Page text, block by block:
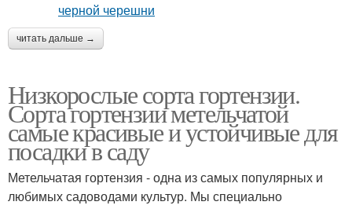
читать дальше →
Низкорослые сорта гортензии.
Сорта гортензии метельчатой
самые красивые и устойчивые для
посадки в саду
Метельчатая гортензия - одна из самых популярных и
любимых садоводами культур. Мы специально